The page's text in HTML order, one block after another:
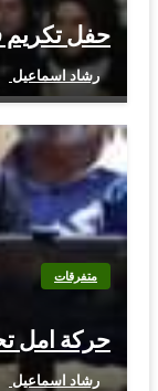
حفل تكريم
رشاد اسماعيل
متفرقات
حركة امل
رشاد اسماعيل